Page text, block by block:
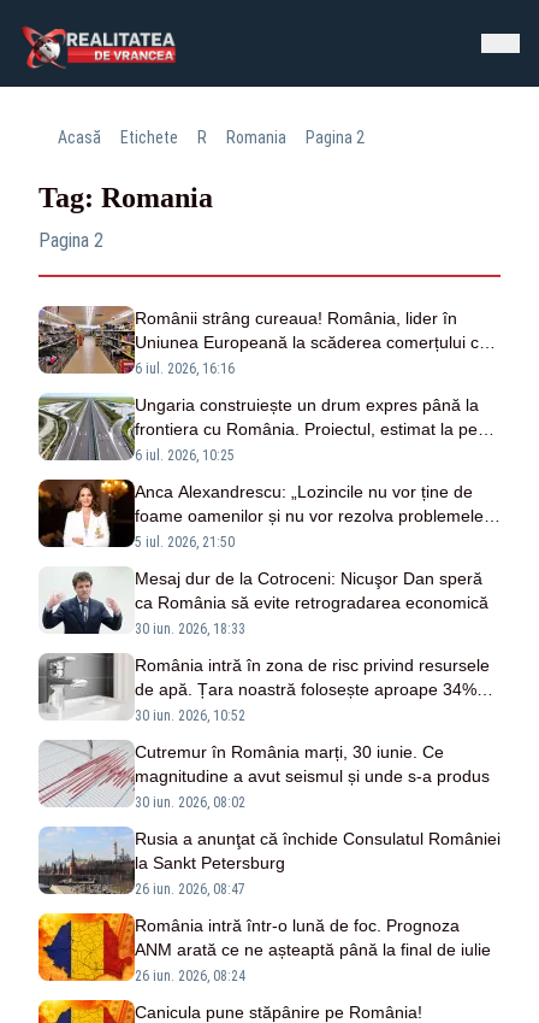
Acasă Etichete R Romania Pagina 2
Tag: Romania
Pagina 2
Românii strâng cureaua! România, lider în
Uniunea Europeană la scăderea comerțului cu
amănuntul
6 iul. 2026, 16:16
Ungaria construiește un drum expres până la
frontiera cu România. Proiectul, estimat la peste
40 de km
6 iul. 2026, 10:25
Anca Alexandrescu: „Lozincile nu vor ține de
foame oamenilor și nu vor rezolva problemele
României”
5 iul. 2026, 21:50
Mesaj dur de la Cotroceni: Nicuşor Dan speră
ca România să evite retrogradarea economică
30 iun. 2026, 18:33
România intră în zona de risc privind resursele
de apă. Țara noastră folosește aproape 34%
din disponibil
30 iun. 2026, 10:52
Cutremur în România marți, 30 iunie. Ce
magnitudine a avut seismul și unde s-a produs
30 iun. 2026, 08:02
Rusia a anunţat că închide Consulatul României
la Sankt Petersburg
26 iun. 2026, 08:47
România intră într-o lună de foc. Prognoza
ANM arată ce ne așteaptă până la final de iulie
26 iun. 2026, 08:24
Canicula pune stăpânire pe România!